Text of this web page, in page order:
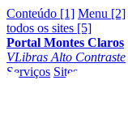
Conteúdo [1] Menu [2]
todos os sites [5]
Portal Montes Claros
VLibras Alto Contraste
Serviços Sites